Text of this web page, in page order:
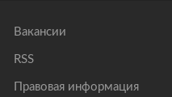
Вакансии
RSS
Правовая информация